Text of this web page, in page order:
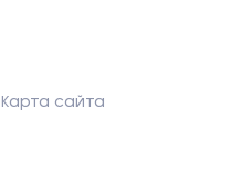
Карта сайта